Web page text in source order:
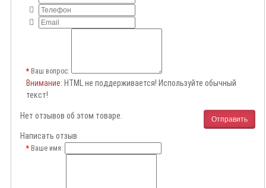
Ваш вопрос:
Внимание: HTML не поддерживается! Используйте обычный
текст!
Отправить
Нет отзывов об этом товаре.
Написать отзыв
Ваше имя: